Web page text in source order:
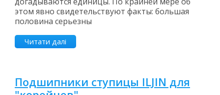
этом явно свидетельствуют факты: большая
половина серьезны
Читати далі
Подшипники ступицы ILJIN для